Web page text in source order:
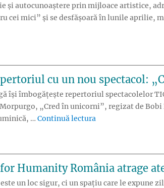
și autocunoaștere prin mijloace artistice,
cei mici” și se desfășoară în lunile aprilie,
cu un nou spectacol:
își îmbogățește repertoriul spectacolelor
„Cred în unicorni”, regizat de
… Continuă lectura
Humanity România atrage
un loc sigur, ci un spațiu care le